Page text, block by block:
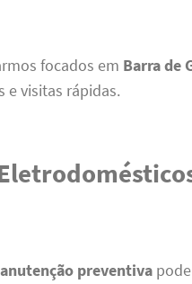
focados em Barra de
e visitas rápidas.
preventiva